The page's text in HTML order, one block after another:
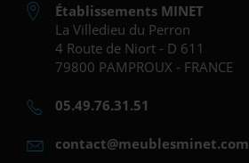
Établissements MINET
La Villedieu du Perron
4 Route de Niort - D 611
79800 PAMPROUX - FRANCE
05.49.76.31.51
contact@meublesminet.com